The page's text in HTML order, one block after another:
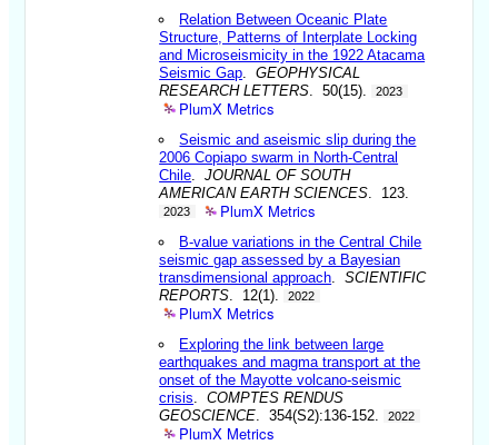
Relation Between Oceanic Plate
Structure, Patterns of Interplate Locking
and Microseismicity in the 1922 Atacama
Seismic Gap .GEOPHYSICAL
RESEARCH LETTERS . 50(15). 2023
PlumX Metrics
Seismic and aseismic slip during the
2006 Copiapo swarm in North-Central
Chile .JOURNAL OF SOUTH
AMERICAN EARTH SCIENCES . 123.
2023 PlumX Metrics
B-value variations in the Central Chile
seismic gap assessed by a Bayesian
transdimensional approach .SCIENTIFIC
REPORTS . 12(1). 2022
PlumX Metrics
Exploring the link between large
earthquakes and magma transport at the
onset of the Mayotte volcano-seismic
crisis .COMPTES RENDUS
GEOSCIENCE . 354(S2):136-152. 2022
PlumX Metrics